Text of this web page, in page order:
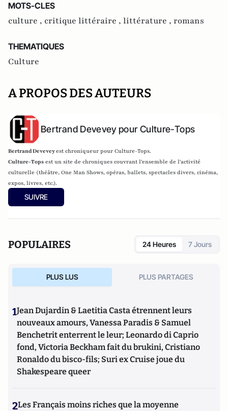
MOTS-CLES
culture , critique littéraire , littérature , romans
THEMATIQUES
Culture
A PROPOS DES AUTEURS
Bertrand Devevey pour Culture-Tops
Bertrand Deveveyest chroniqueur pour Culture-Tops.
Culture-Tops est un site de chroniques couvrant l'ensemble de l'activité
culturelle (théâtre, One Man Shows, opéras, ballets, spectacles divers, cinéma,
expos, livres, etc.).
SUIVRE
POPULAIRES 24 Heures 7 Jours
PLUS LUS PLUS PARTAGES
1Jean Dujardin & Laetitia Casta étrennent leurs
nouveaux amours, Vanessa Paradis & Samuel
Benchetrit enterrent le leur; Leonardo di Caprio
fond, Victoria Beckham fait du brukini, Cristiano
Ronaldo du bisco-fils; Suri ex Cruise joue du
Shakespeare queer
2Les Français moins riches que la moyenne